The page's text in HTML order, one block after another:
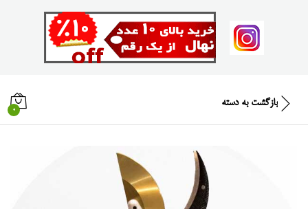
بازگشت به دسته
0